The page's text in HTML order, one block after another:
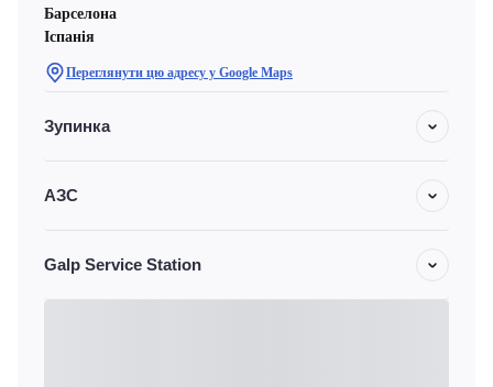
Барселона
Іспанія
Переглянути цю адресу у Google Maps
Зупинка
АЗС
Galp Service Station